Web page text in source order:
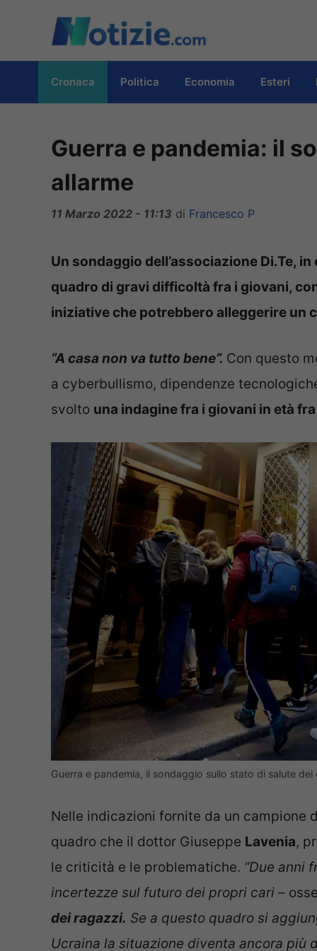
contenuto
Cronaca Politica Economia Esteri
Guerra e pandemia: il
allarme
11 Marzo 2022 - 11:13 di Francesco P
Un sondaggio dell’associazione Di.Te,
quadro di gravi difficoltà fra i giovani,
iniziative che potrebbero alleggerire un
“A casa non va tutto bene”. Con questo
a cyberbullismo, dipendenze
svolto una indagine fra i giovani in età fra
Guerra e pandemia, il sondaggio sullo stato di salute
Nelle indicazioni fornite da un campione
quadro che il dottor Giuseppe Lavenia,
le criticità e le problematiche. “Due anni
incertezze sul futuro dei propri cari –
dei ragazzi. Se a questo quadro si
Ucraina la situazione diventa ancora più